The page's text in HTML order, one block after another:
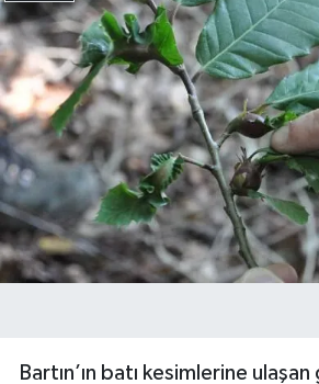
Bartın’ın batı kesimlerine ulaşan